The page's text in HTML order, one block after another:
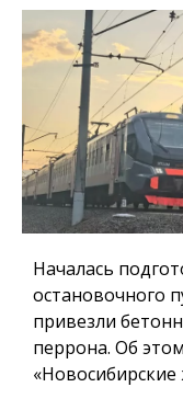
Началась
остановочного
привезли
перрона. Об